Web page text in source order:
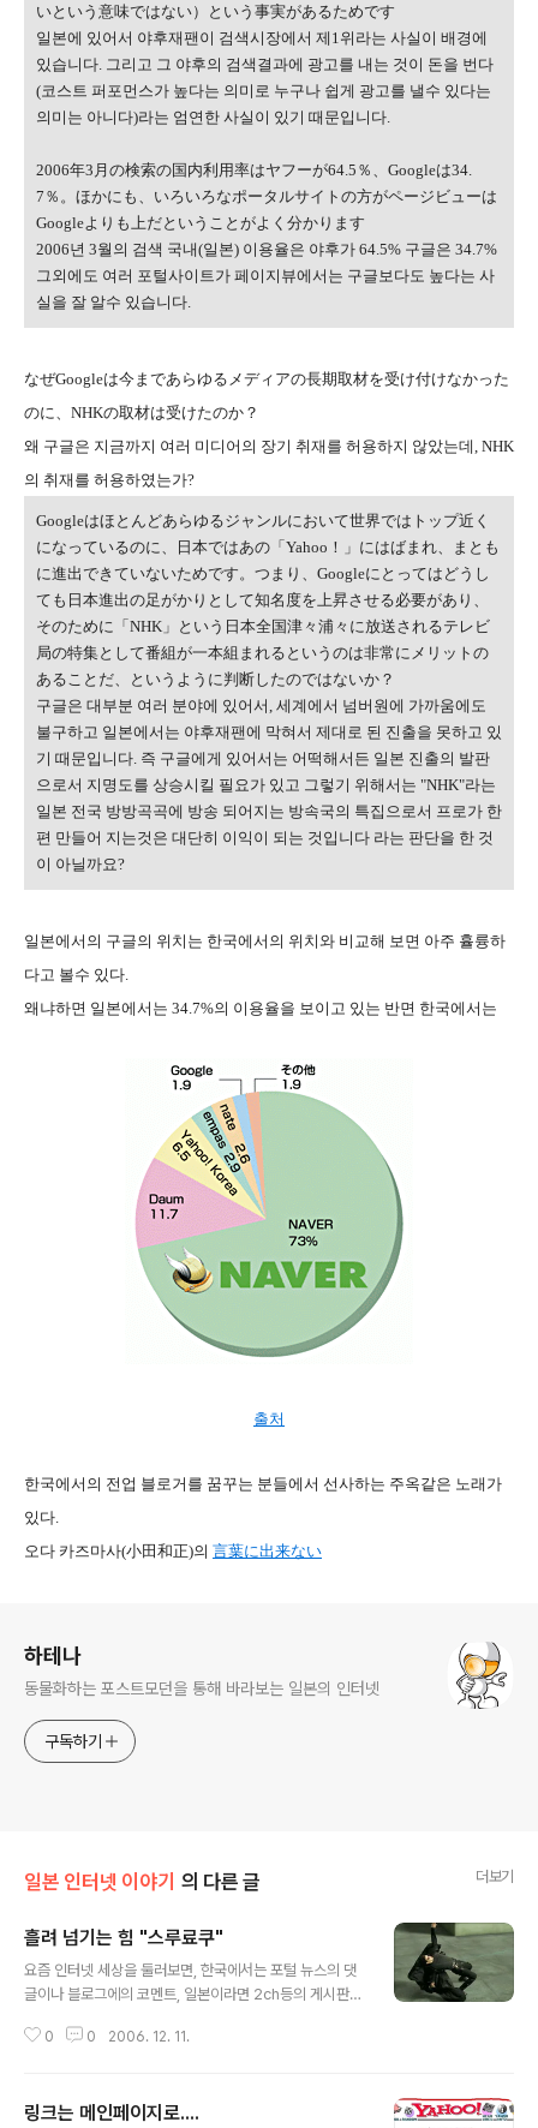
いという意味ではない）という事実があるためです
일본에 있어서 야후재팬이 검색시장에서 제1위라는 사실이 배경에
있습니다. 그리고 그 야후의 검색결과에 광고를 내는 것이 돈을 번다
(코스트 퍼포먼스가 높다는 의미로 누구나 쉽게 광고를 낼수 있다는
의미는 아니다)라는 엄연한 사실이 있기 때문입니다.
2006年3月の検索の国内利用率はヤフーが64.5％、Googleは34.
7％。ほかにも、いろいろなポータルサイトの方がページビューは
Googleよりも上だということがよく分かります
2006년 3월의 검색 국내(일본) 이용율은 야후가 64.5% 구글은 34.7%
그외에도 여러 포털사이트가 페이지뷰에서는 구글보다도 높다는 사
실을 잘 알수 있습니다.
なぜGoogleは今まであらゆるメディアの長期取材を受け付けなかった
のに、NHKの取材は受けたのか？
왜 구글은 지금까지 여러 미디어의 장기 취재를 허용하지 않았는데, NHK
의 취재를 허용하였는가?
Googleはほとんどあらゆるジャンルにおいて世界ではトップ近く
になっているのに、日本ではあの「Yahoo！」にはばまれ、まとも
に進出できていないためです。つまり、Googleにとってはどうし
ても日本進出の足がかりとして知名度を上昇させる必要があり、
そのために「NHK」という日本全国津々浦々に放送されるテレビ
局の特集として番組が一本組まれるというのは非常にメリットの
あることだ、というように判断したのではないか？
구글은 대부분 여러 분야에 있어서, 세계에서 넘버원에 가까움에도
불구하고 일본에서는 야후재팬에 막혀서 제대로 된 진출을 못하고 있
기 때문입니다. 즉 구글에게 있어서는 어떡해서든 일본 진출의 발판
으로서 지명도를 상승시킬 필요가 있고 그렇기 위해서는 "NHK"라는
일본 전국 방방곡곡에 방송 되어지는 방속국의 특집으로서 프로가 한
편 만들어 지는것은 대단히 이익이 되는 것입니다 라는 판단을 한 것
이 아닐까요?
일본에서의 구글의 위치는 한국에서의 위치와 비교해 보면 아주 휼륭하
다고 볼수 있다.
왜냐하면 일본에서는 34.7%의 이용율을 보이고 있는 반면 한국에서는
출처
한국에서의 전업 블로거를 꿈꾸는 분들에서 선사하는 주옥같은 노래가
있다.
오다 카즈마사(小田和正)의 言葉に出来ない
하테나
동물화하는 포스트모던을 통해 바라보는 일본의 인터넷
구독하기
일본 인터넷 이야기 의 다른 글 더보기
흘려 넘기는 힘 "스루료쿠"
요즘 인터넷 세상을 둘러보면, 한국에서는 포털 뉴스의 댓
글이나 블로그에의 코멘트, 일본이라면 2ch등의 게시판
대로 된 토론이 이루어지기 보다는 비방과 중상모략이 판
을 그만두는 사태로 이어지는 경우도 가끔 보여진다. 이러
0 0 2006. 12. 11.
링크는 메인페이지로....